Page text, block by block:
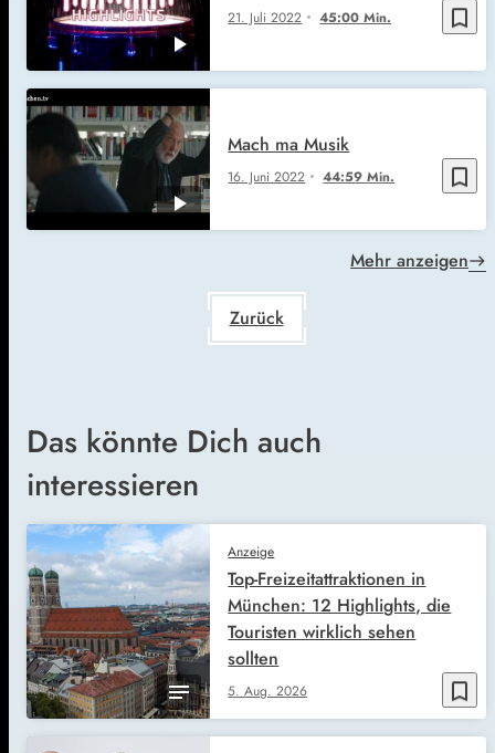
bookmark_border
21. Juli 2022 45:00 Min.
bookmark_border
16. Juni 2022 44:59 Min.
Mach ma Musik
Mehr anzeigen
Zurück
Das könnte Dich auch
interessieren
bookmark_border
Anzeige
5. Aug. 2026
Top-Freizeitattraktionen in
München: 12 Highlights, die
Touristen wirklich sehen
sollten